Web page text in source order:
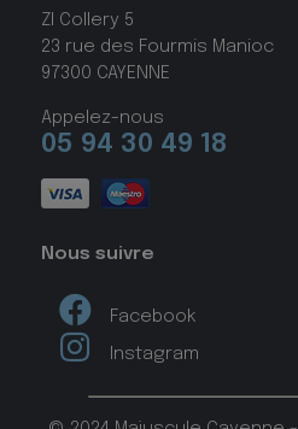
ZI Collery 5
23 rue des Fourmis Manioc
97300 CAYENNE
Appelez-nous
05 94 30 49 18
Nous suivre
Facebook
Instagram